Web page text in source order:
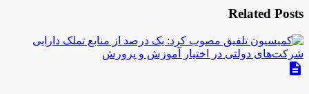
Related Posts
description